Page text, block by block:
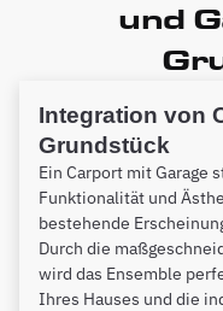
und
Integration von
Grundstück
Ein Carport mit Garage
Funktionalität und
bestehende
Durch die
wird das Ensemble
Ihres Hauses und die